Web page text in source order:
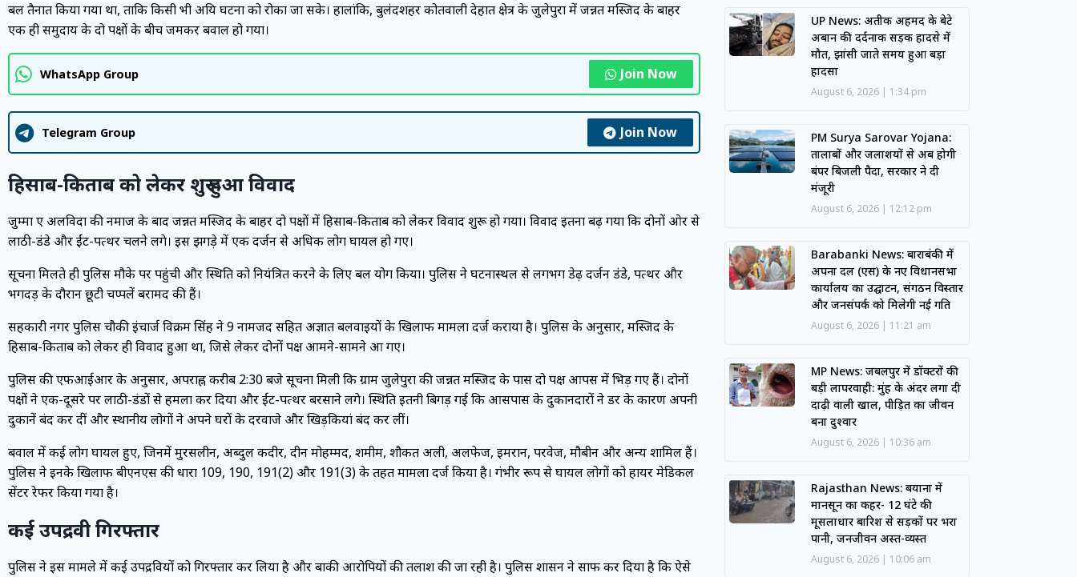
बल तैनात किया गया था, ताकि किसी भी अप्रिय घटना को रोका जा सके। हालांकि, बुलंदशहर कोतवाली देहात क्षेत्र के जुलेपुरा में जन्नत मस्जिद के बाहर
एक ही समुदाय के दो पक्षों के बीच जमकर बवाल हो गया।
WhatsApp Group Join Now
Telegram Group Join Now
हिसाब-किताब को लेकर शुरू हुआ विवाद
जुम्मा ए अलविदा की नमाज के बाद जन्नत मस्जिद के बाहर दो पक्षों में हिसाब-किताब को लेकर विवाद शुरू हो गया। विवाद इतना बढ़ गया कि दोनों ओर से
लाठी-डंडे और ईंट-पत्थर चलने लगे। इस झगड़े में एक दर्जन से अधिक लोग घायल हो गए।
सूचना मिलते ही पुलिस मौके पर पहुंची और स्थिति को नियंत्रित करने के लिए बल प्रयोग किया। पुलिस ने घटनास्थल से लगभग डेढ़ दर्जन डंडे, पत्थर और
भगदड़ के दौरान छूटी चप्पलें बरामद की हैं।
सहकारी नगर पुलिस चौकी इंचार्ज विक्रम सिंह ने 9 नामजद सहित अज्ञात बलवाइयों के खिलाफ मामला दर्ज कराया है। पुलिस के अनुसार, मस्जिद के
हिसाब-किताब को लेकर ही विवाद हुआ था, जिसे लेकर दोनों पक्ष आमने-सामने आ गए।
पुलिस की एफआईआर के अनुसार, अपराह्न करीब 2:30 बजे सूचना मिली कि ग्राम जुलेपुरा की जन्नत मस्जिद के पास दो पक्ष आपस में भिड़ गए हैं। दोनों
पक्षों ने एक-दूसरे पर लाठी-डंडों से हमला कर दिया और ईंट-पत्थर बरसाने लगे। स्थिति इतनी बिगड़ गई कि आसपास के दुकानदारों ने डर के कारण अपनी
दुकानें बंद कर दीं और स्थानीय लोगों ने अपने घरों के दरवाजे और खिड़कियां बंद कर लीं।
बवाल में कई लोग घायल हुए, जिनमें मुरसलीन, अब्दुल कदीर, दीन मोहम्मद, शमीम, शौकत अली, अलफेज, इमरान, परवेज, मौबीन और अन्य शामिल हैं।
पुलिस ने इनके खिलाफ बीएनएस की धारा 109, 190, 191(2) और 191(3) के तहत मामला दर्ज किया है। गंभीर रूप से घायल लोगों को हायर मेडिकल
सेंटर रेफर किया गया है।
कई उपद्रवी गिरफ्तार
पुलिस ने इस मामले में कई उपद्रवियों को गिरफ्तार कर लिया है और बाकी आरोपियों की तलाश की जा रही है। पुलिस प्रशासन ने साफ कर दिया है कि ऐसे
UP News: अतीक अहमद के बेटे
अबान की दर्दनाक सड़क हादसे में
मौत, झांसी जाते समय हुआ बड़ा
हादसा
August 6, 2026 1:34 pm
PM Surya Sarovar Yojana:
तालाबों और जलाशयों से अब होगी
बंपर बिजली पैदा, सरकार ने दी
मंजूरी
August 6, 2026 12:12 pm
Barabanki News: बाराबंकी में
अपना दल (एस) के नए विधानसभा
कार्यालय का उद्घाटन, संगठन विस्तार
और जनसंपर्क को मिलेगी नई गति
August 6, 2026 11:21 am
MP News: जबलपुर में डॉक्टरों की
बड़ी लापरवाही: मुंह के अंदर लगा दी
दाढ़ी वाली खाल, पीड़ित का जीवन
बना दुश्वार
August 6, 2026 10:36 am
Rajasthan News: बयाना में
मानसून का कहर- 12 घंटे की
मूसलाधार बारिश से सड़कों पर भरा
पानी, जनजीवन अस्त-व्यस्त
August 6, 2026 10:06 am